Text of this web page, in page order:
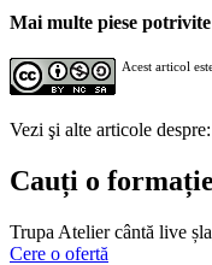
Mai multe piese
Acest articol
Vezi şi alte articole despre:
Cauți o
Trupa Atelier cântă live
Cere o ofertă